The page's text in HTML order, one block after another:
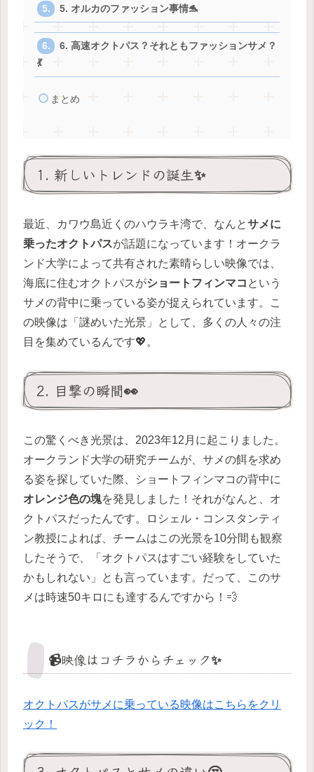
5. オルカのファッション事情🐬
6. 高速オクトパス？それともファッションサメ？
💃
まとめ
1. 新しいトレンドの誕生✨
最近、カワウ島近くのハウラキ湾で、なんとサメに
乗ったオクトパスが話題になっています！オークラ
ンド大学によって共有された素晴らしい映像では、
海底に住むオクトパスがショートフィンマコ という
サメの背中に乗っている姿が捉えられています。こ
の映像は「謎めいた光景」として、多くの人々の注
目を集めているんです💖。
2. 目撃の瞬間👀
この驚くべき光景は、2023年12月に起こりました。
オークランド大学の研究チームが、サメの餌を求め
る姿を探していた際、ショートフィンマコの背中に
オレンジ色の塊を発見しました！それがなんと、オ
クトパスだったんです。ロシェル・コンスタンティ
ン教授によれば、チームはこの光景を10分間も観察
したそうで、「オクトパスはすごい経験をしていた
かもしれない」とも言っています。だって、このサ
メは時速50キロにも達するんですから！💨
📹映像はコチラからチェック✨
オクトパスがサメに乗っている映像はこちらをクリ
ック！